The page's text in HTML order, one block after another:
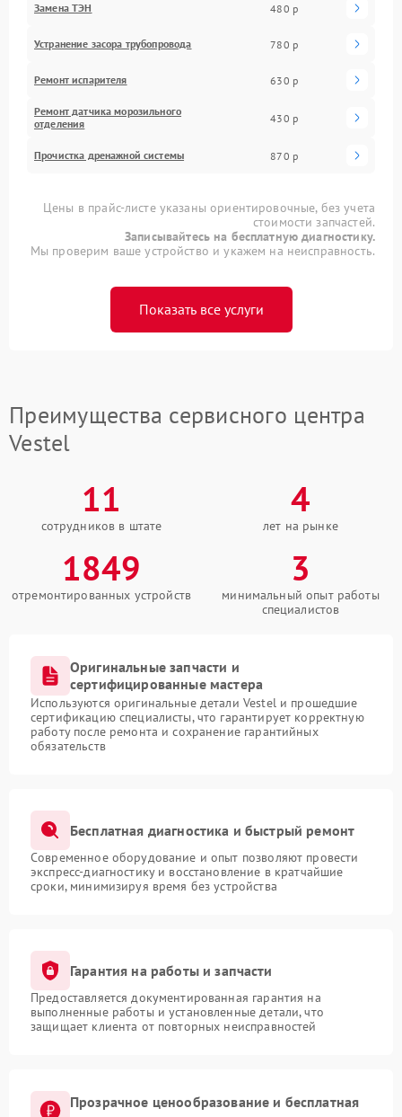
Замена ТЭН 480 р
Устранение засора трубопровода 780 р
Ремонт испарителя 630 р
Ремонт датчика морозильного
отделения
430 р
Прочистка дренажной системы 870 р
Цены в прайс-листе указаны ориентировочные, без учета
стоимости запчастей.
Записывайтесь на бесплатную диагностику.
Мы проверим ваше устройство и укажем на неисправность.
Показать все услуги
Преимущества сервисного центра
Vestel
11
сотрудников в штате
4
лет на рынке
1849
отремонтированных устройств
3
минимальный опыт работы
специалистов
Оригинальные запчасти и
сертифицированные мастера
Используются оригинальные детали Vestel и прошедшие
сертификацию специалисты, что гарантирует корректную
работу после ремонта и сохранение гарантийных
обязательств
Бесплатная диагностика и быстрый ремонт
Современное оборудование и опыт позволяют провести
экспресс-диагностику и восстановление в кратчайшие
сроки, минимизируя время без устройства
Гарантия на работы и запчасти
Предоставляется документированная гарантия на
выполненные работы и установленные детали, что
защищает клиента от повторных неисправностей
Прозрачное ценообразование и бесплатная